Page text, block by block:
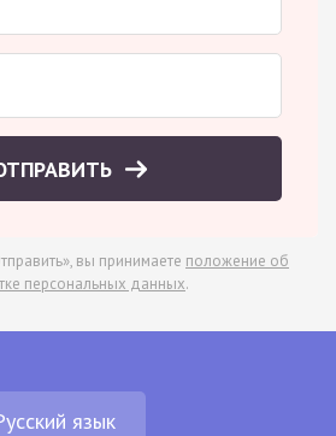
вы принимаете положение об
персональных данных.
язык